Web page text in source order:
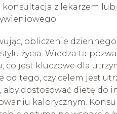
konsultacja z lekarzem
obliczenie
życia. Wiedza ta
co jest kluczowe dla
od tego, czy celem jest
aby dostosować dietę
kalorycznym.